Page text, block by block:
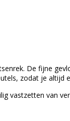
De fijne
zodat je altijd
vastzetten van